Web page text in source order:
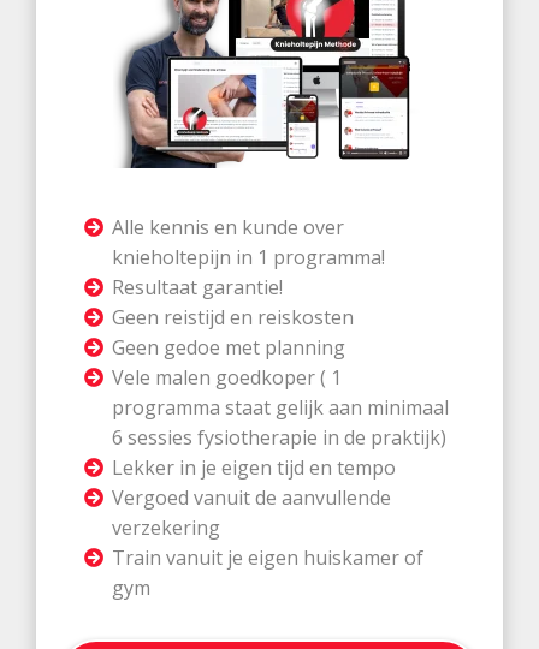
Alle kennis en kunde over
knieholtepijn in 1 programma!
Resultaat garantie!
Geen reistijd en reiskosten
Geen gedoe met planning
Vele malen goedkoper ( 1
programma staat gelijk aan minimaal
6 sessies fysiotherapie in de praktijk)
Lekker in je eigen tijd en tempo
Vergoed vanuit de aanvullende
verzekering
Train vanuit je eigen huiskamer of
gym